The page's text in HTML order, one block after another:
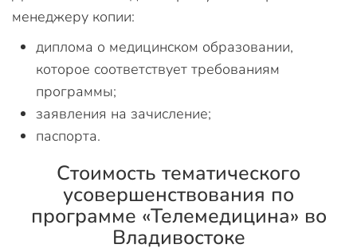
менеджеру копии:
диплома о медицинском образовании,
которое соответствует требованиям
программы;
заявления на зачисление;
паспорта.
Стоимость тематического
усовершенствования по
программе «Телемедицина» во
Владивостоке